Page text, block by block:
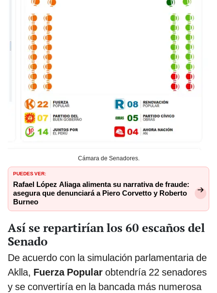
Cámara de Senadores.
PUEDES VER:
Rafael López Aliaga alimenta su narrativa de fraude:
asegura que denunciará a Piero Corvetto y Roberto
Burneo
Así se repartirían los 60 escaños del
Senado
De acuerdo con la simulación parlamentaria de
Aklla, Fuerza Popular obtendría 22 senadores
y se convertiría en la bancada más numerosa